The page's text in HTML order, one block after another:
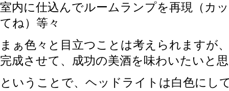
室内に仕込んでルームランプを再現（カ
てね）等々
まぁ色々と目立つことは考えられますが
完成させて、成功の美酒を味わいたいと
ということで、ヘッドライトは白色にし